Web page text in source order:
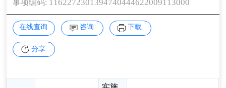
事项编码: 1162272301394740444622009113000
在线查询 咨询 下载
分享